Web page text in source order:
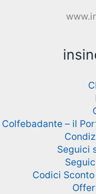
Colfebadante – il
Seguici
Codici